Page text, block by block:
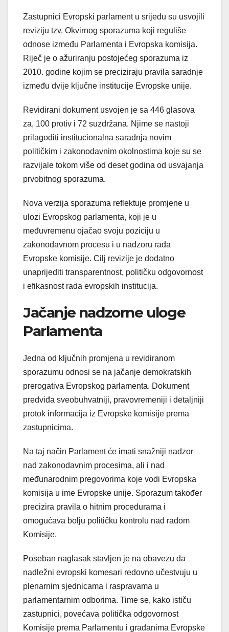
Zastupnici Evropski parlament u srijedu su usvojili
reviziju tzv. Okvirnog sporazuma koji reguliše
odnose između Parlamenta i Evropska komisija.
Riječ je o ažuriranju postojećeg sporazuma iz
2010. godine kojim se preciziraju pravila saradnje
između dvije ključne institucije Evropske unije.
Revidirani dokument usvojen je sa 446 glasova
za, 100 protiv i 72 suzdržana. Njime se nastoji
prilagoditi institucionalna saradnja novim
političkim i zakonodavnim okolnostima koje su se
razvijale tokom više od deset godina od usvajanja
prvobitnog sporazuma.
Nova verzija sporazuma reflektuje promjene u
ulozi Evropskog parlamenta, koji je u
međuvremenu ojačao svoju poziciju u
zakonodavnom procesu i u nadzoru rada
Evropske komisije. Cilj revizije je dodatno
unaprijediti transparentnost, političku odgovornost
i efikasnost rada evropskih institucija.
Jačanje nadzorne uloge
Parlamenta
Jedna od ključnih promjena u revidiranom
sporazumu odnosi se na jačanje demokratskih
prerogativa Evropskog parlamenta. Dokument
predviđa sveobuhvatniji, pravovremeniji i detaljniji
protok informacija iz Evropske komisije prema
zastupnicima.
Na taj način Parlament će imati snažniji nadzor
nad zakonodavnim procesima, ali i nad
međunarodnim pregovorima koje vodi Evropska
komisija u ime Evropske unije. Sporazum također
precizira pravila o hitnim procedurama i
omogućava bolju političku kontrolu nad radom
Komisije.
Poseban naglasak stavljen je na obavezu da
nadležni evropski komesari redovno učestvuju u
plenarnim sjednicama i raspravama u
parlamentarnim odborima. Time se, kako ističu
zastupnici, povećava politička odgovornost
Komisije prema Parlamentu i građanima Evropske